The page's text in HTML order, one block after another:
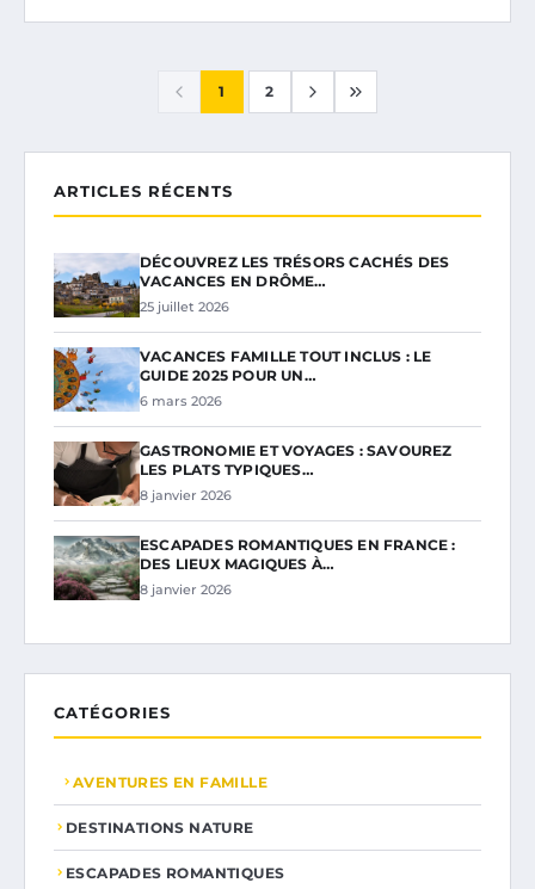
1 2
ARTICLES RÉCENTS
DÉCOUVREZ LES TRÉSORS CACHÉS DES
VACANCES EN DRÔME…
25 juillet 2026
VACANCES FAMILLE TOUT INCLUS : LE
GUIDE 2025 POUR UN…
6 mars 2026
GASTRONOMIE ET VOYAGES : SAVOUREZ
LES PLATS TYPIQUES…
8 janvier 2026
ESCAPADES ROMANTIQUES EN FRANCE :
DES LIEUX MAGIQUES À…
8 janvier 2026
CATÉGORIES
AVENTURES EN FAMILLE
DESTINATIONS NATURE
ESCAPADES ROMANTIQUES